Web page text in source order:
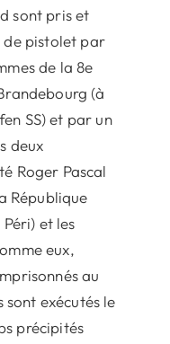
sont pris et
de pistolet par
de la 8e
(à
SS) et par un
deux
Roger Pascal
République
et les
eux,
au
exécutés le
précipités